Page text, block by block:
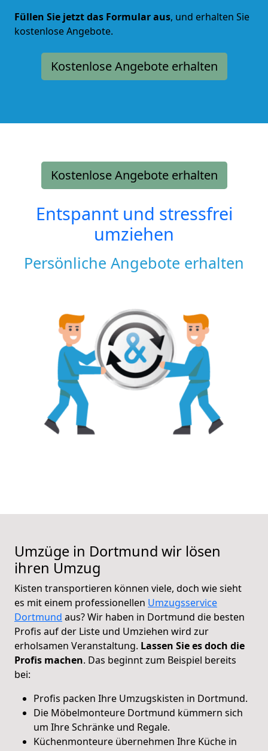
Füllen Sie jetzt das Formular aus, und erhalten Sie
kostenlose Angebote.
Kostenlose Angebote erhalten
Kostenlose Angebote erhalten
Entspannt und stressfrei
umziehen
Persönliche Angebote erhalten
Umzüge in Dortmund wir lösen
ihren Umzug
Kisten transportieren können viele, doch wie sieht
es mit einem professionellen Umzugsservice
Dortmund aus? Wir haben in Dortmund die besten
Profis auf der Liste und Umziehen wird zur
erholsamen Veranstaltung. Lassen Sie es doch die
Profis machen. Das beginnt zum Beispiel bereits
bei:
Profis packen Ihre Umzugskisten in Dortmund.
Die Möbelmonteure Dortmund kümmern sich
um Ihre Schränke und Regale.
Küchenmonteure übernehmen Ihre Küche in